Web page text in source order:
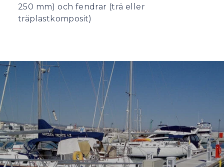
250 mm) och fendrar (trä eller
träplastkomposit)